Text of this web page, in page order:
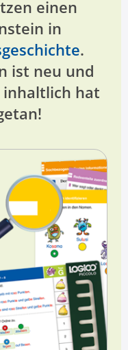
einen
in
.
ist neu und
hat